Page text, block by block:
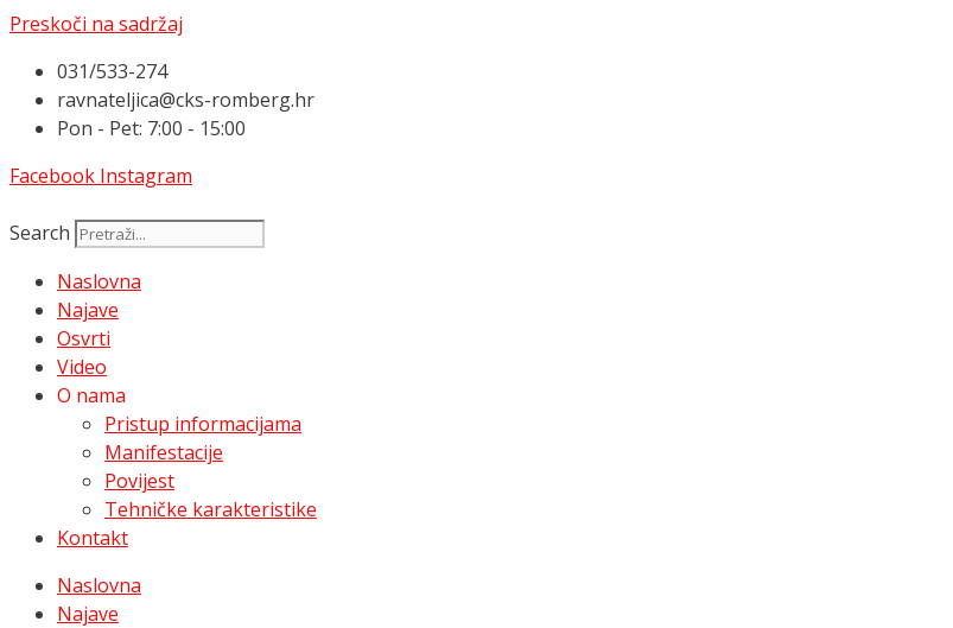
Preskoči na sadržaj
031/533-274
ravnateljica@cks-romberg.hr
Pon - Pet: 7:00 - 15:00
Facebook Instagram
Search
Naslovna
Najave
Osvrti
Video
O nama
Pristup informacijama
Manifestacije
Povijest
Tehničke karakteristike
Kontakt
Naslovna
Najave